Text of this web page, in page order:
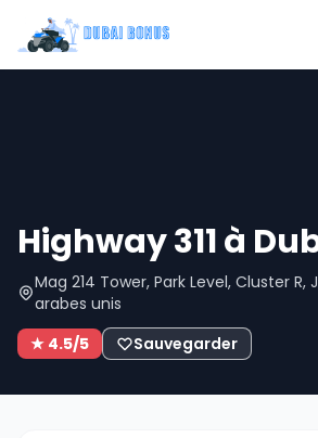
Highway 311 à
Mag 214 Tower, Park Level, Cluster R,
arabes unis
★ 4.5/5
Sauvegarder